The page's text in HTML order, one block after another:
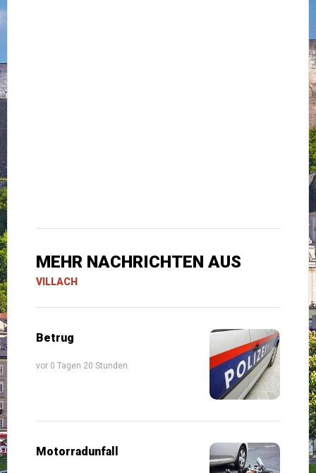
MEHR NACHRICHTEN AUS
VILLACH
Betrug
vor 0 Tagen 20 Stunden
Motorradunfall